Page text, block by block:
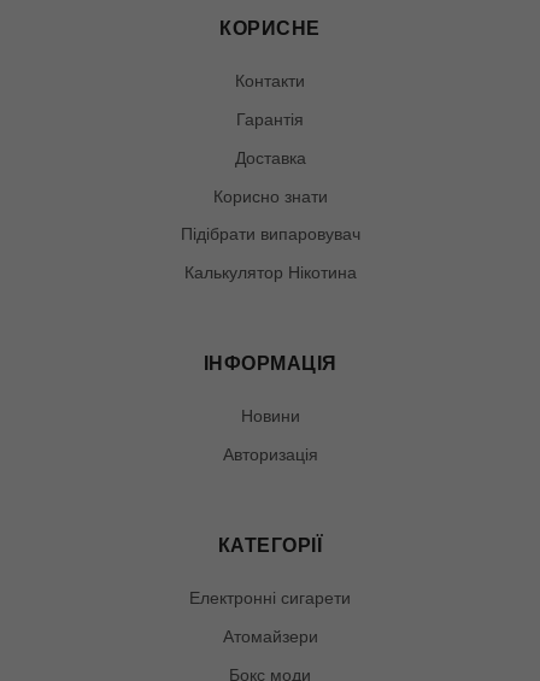
КОРИСНЕ
Контакти
Гарантія
Доставка
Корисно знати
Підібрати випаровувач
Калькулятор Нікотина
ІНФОРМАЦІЯ
Новини
Авторизація
КАТЕГОРІЇ
Електронні сигарети
Атомайзери
Бокс моди